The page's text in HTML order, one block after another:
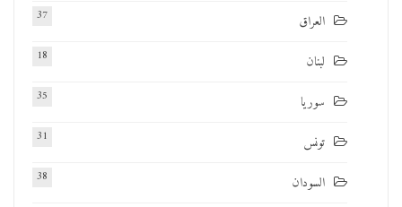
العراق 37
لبنان 18
سوريا 35
تونس 31
السودان 38